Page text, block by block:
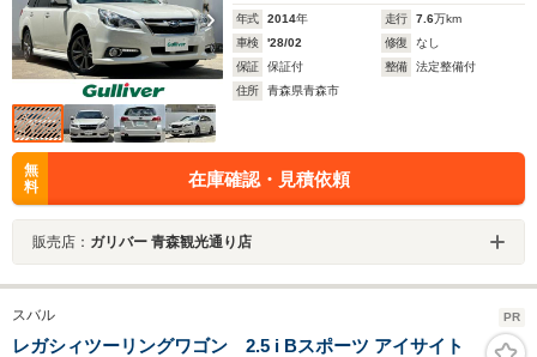
年式 2014年 走行 7.6万km
車検
'28/02 修復
なし
保証
保証付 整備
法定整備付
住所
青森県青森市
無
料
在庫確認・見積依頼
販売店： ガリバー 青森観光通り店
スバル PR
レガシィツーリングワゴン 2.5 i Bスポーツ アイサイト